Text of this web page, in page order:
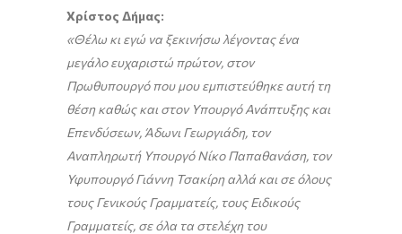
Χρίστος Δήμας:
«Θέλω κι εγώ να ξεκινήσω λέγοντας ένα
μεγάλο ευχαριστώ πρώτον, στον
Πρωθυπουργό που μου εμπιστεύθηκε αυτή τη
θέση καθώς και στον Υπουργό Ανάπτυξης και
Επενδύσεων, Άδωνι Γεωργιάδη, τον
Αναπληρωτή Υπουργό Νίκο Παπαθανάση, τον
Υφυπουργό Γιάννη Τσακίρη αλλά και σε όλους
τους Γενικούς Γραμματείς, τους Ειδικούς
Γραμματείς, σε όλα τα στελέχη του